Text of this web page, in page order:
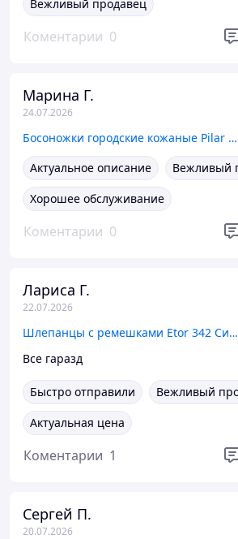
Вежливый продавец
Коментарии 0
Марина Г.
24.07.2026
Босоножки городские кожаные Pilar Monet 40 р 25,5 см.
Актуальное описание
Вежливый
Хорошее обслуживание
Коментарии 0
Лариса Г.
22.07.2026
Шлепанцы с ремешками Etor 342 Синий нубук 41 размер
Все гаразд
Быстро отправили
Вежливый
Актуальная цена
Коментарии 1
Сергей П.
20.07.2026